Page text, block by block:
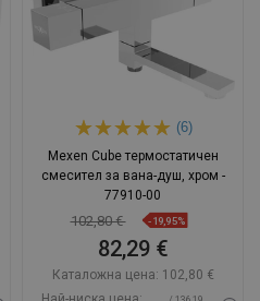
(6)
Mexen Cube термостатичен
смесител за вана-душ, хром -
77910-00
102,80 € -19,95%
82,29 €
Каталожна цена: 102,80 €